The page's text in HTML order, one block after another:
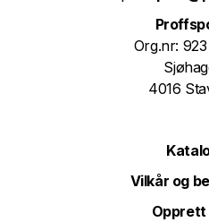
Org.nr:
4016
Vilkår og